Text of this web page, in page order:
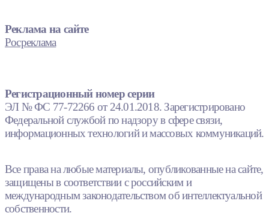
Реклама на сайте
Росреклама
Регистрационный номер серии
ЭЛ № ФС 77-72266 от 24.01.2018. Зарегистрировано
Федеральной службой по надзору в сфере связи,
информационных технологий и массовых коммуникаций.
Все права на любые материалы, опубликованные на сайте,
защищены в соответствии с российским и
международным законодательством об интеллектуальной
собственности.